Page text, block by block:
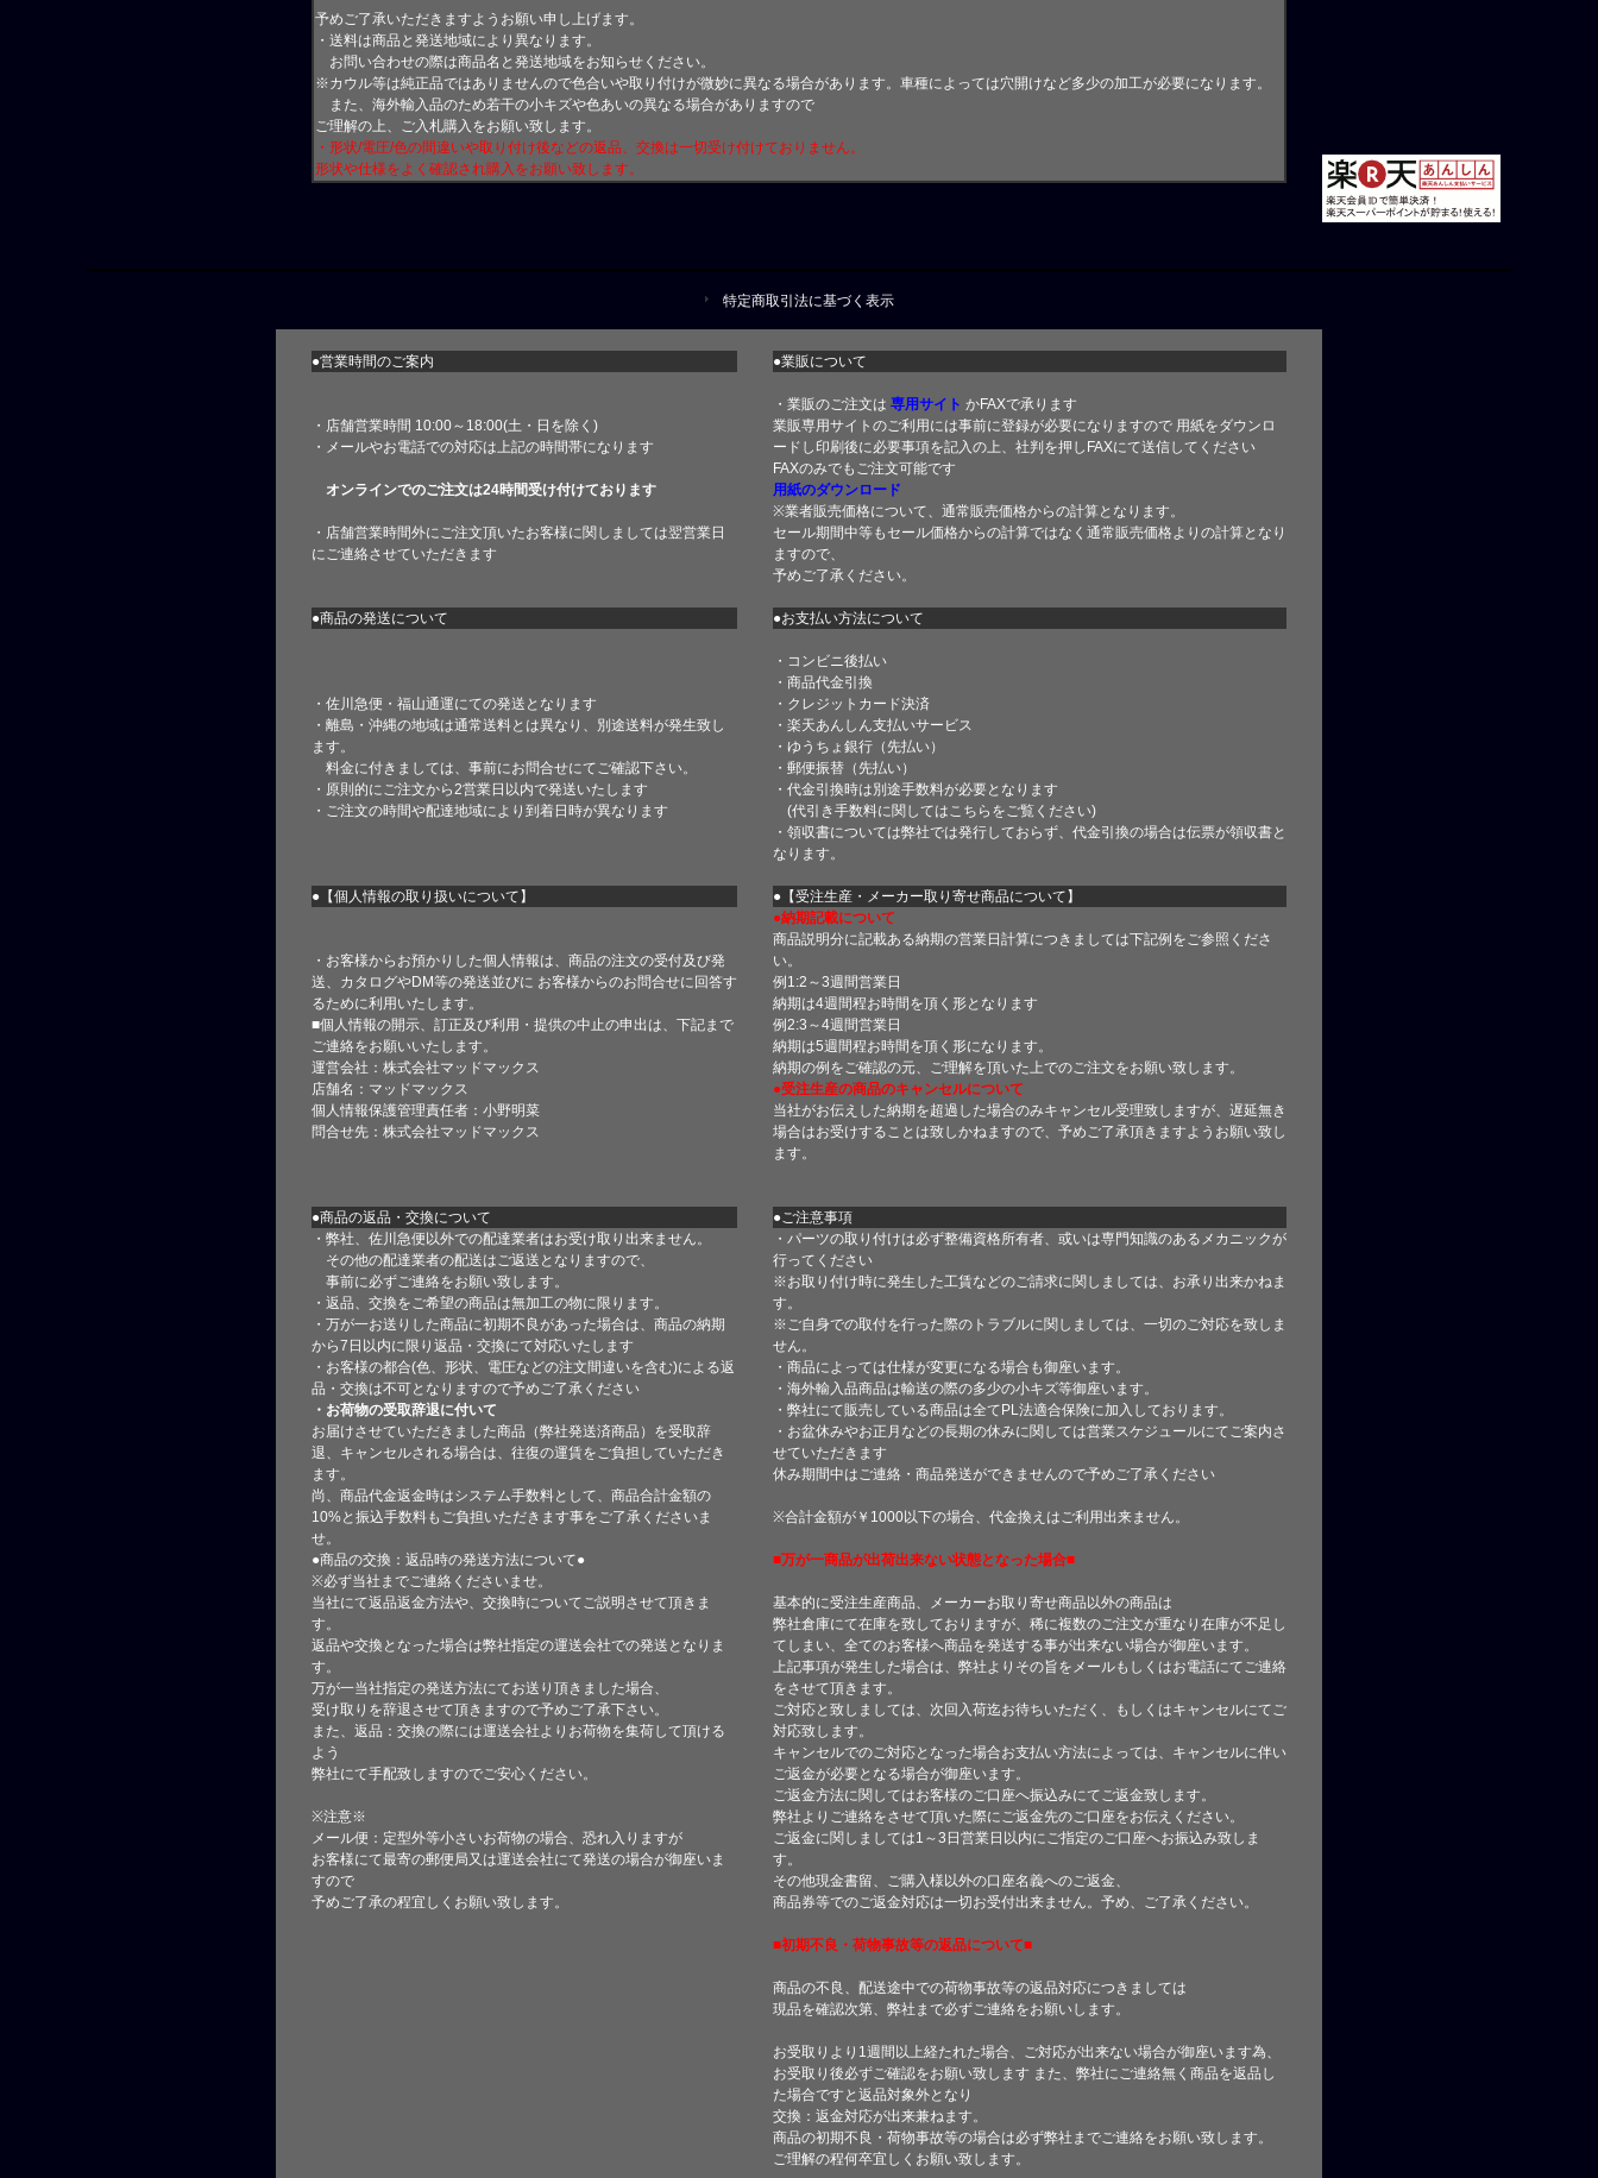
予めご了承いただきますようお願い申し上げます。
・送料は商品と発送地域により異なります。
お問い合わせの際は商品名と発送地域をお知らせください。
※カウル等は純正品ではありませんので色合いや取り付けが微妙に異なる場合があります。車種によっては穴開けなど多少の加工が必要になります。
また、海外輸入品のため若干の小キズや色あいの異なる場合がありますので
ご理解の上、ご入札購入をお願い致します。
・形状/電圧/色の間違いや取り付け後などの返品、交換は一切受け付けておりません。
形状や仕様をよく確認され購入をお願い致します。
特定商取引法に基づく表示
●営業時間のご案内 ●業販について
・店舗営業時間 10:00～18:00(土・日を除く)
・メールやお電話での対応は上記の時間帯になります
オンラインでのご注文は24時間受け付けております
・店舗営業時間外にご注文頂いたお客様に関しましては翌営業日
にご連絡させていただきます
・業販のご注文は 専用サイト かFAXで承ります
業販専用サイトのご利用には事前に登録が必要になりますので 用紙をダウンロ
ードし印刷後に必要事項を記入の上、社判を押しFAXにて送信してください
FAXのみでもご注文可能です
用紙のダウンロード
※業者販売価格について、通常販売価格からの計算となります。
セール期間中等もセール価格からの計算ではなく通常販売価格よりの計算となり
ますので、
予めご了承ください。
●商品の発送について ●お支払い方法について
・佐川急便・福山通運にての発送となります
・離島・沖縄の地域は通常送料とは異なり、別途送料が発生致し
ます。
料金に付きましては、事前にお問合せにてご確認下さい。
・原則的にご注文から2営業日以内で発送いたします
・ご注文の時間や配達地域により到着日時が異なります
・コンビニ後払い
・商品代金引換
・クレジットカード決済
・楽天あんしん支払いサービス
・ゆうちょ銀行（先払い）
・郵便振替（先払い）
・代金引換時は別途手数料が必要となります
(代引き手数料に関してはこちら をご覧ください)
・領収書については弊社では発行しておらず、代金引換の場合は伝票が領収書と
なります。
●【個人情報の取り扱いについて】 ●【受注生産・メーカー取り寄せ商品について】
・お客様からお預かりした個人情報は、商品の注文の受付及び発
送、カタログやDM等の発送並びに お客様からのお問合せに回答す
るために利用いたします。
■個人情報の開示、訂正及び利用・提供の中止の申出は、下記まで
ご連絡をお願いいたします。
運営会社：株式会社マッドマックス
店舗名：マッドマックス
個人情報保護管理責任者：小野明菜
問合せ先：株式会社マッドマックス
●納期記載について
商品説明分に記載ある納期の営業日計算につきましては下記例をご参照くださ
い。
例1:2～3週間営業日
納期は4週間程お時間を頂く形となります
例2:3～4週間営業日
納期は5週間程お時間を頂く形になります。
納期の例をご確認の元、ご理解を頂いた上でのご注文をお願い致します。
●受注生産の商品のキャンセルについて
当社がお伝えした納期を超過した場合のみキャンセル受理致しますが、遅延無き
場合はお受けすることは致しかねますので、予めご了承頂きますようお願い致し
ます。
●商品の返品・交換について
●ご注意事項
・弊社、佐川急便以外での配達業者はお受け取り出来ません。
その他の配達業者の配送はご返送となりますので、
事前に必ずご連絡をお願い致します。
・返品、交換をご希望の商品は無加工の物に限ります。
・万が一お送りした商品に初期不良があった場合は、商品の納期
から7日以内に限り返品・交換にて対応いたします
・お客様の都合(色、形状、電圧などの注文間違いを含む)による返
品・交換は不可となりますので予めご了承ください
・お荷物の受取辞退に付いて
お届けさせていただきました商品（弊社発送済商品）を受取辞
退、キャンセルされる場合は、往復の運賃をご負担していただき
ます。
尚、商品代金返金時はシステム手数料として、商品合計金額の
10%と振込手数料もご負担いただきます事をご了承くださいま
せ。
●商品の交換：返品時の発送方法について●
※必ず当社までご連絡くださいませ。
当社にて返品返金方法や、交換時についてご説明させて頂きま
す。
返品や交換となった場合は弊社指定の運送会社での発送となりま
す。
万が一当社指定の発送方法にてお送り頂きました場合、
受け取りを辞退させて頂きますので予めご了承下さい。
また、返品：交換の際には運送会社よりお荷物を集荷して頂ける
よう
弊社にて手配致しますのでご安心ください。
※注意※
メール便：定型外等小さいお荷物の場合、恐れ入りますが
お客様にて最寄の郵便局又は運送会社にて発送の場合が御座いま
すので
予めご了承の程宜しくお願い致します。
・パーツの取り付けは必ず整備資格所有者、或いは専門知識のあるメカニックが
行ってください
※お取り付け時に発生した工賃などのご請求に関しましては、お承り出来かねま
す。
※ご自身での取付を行った際のトラブルに関しましては、一切のご対応を致しま
せん。
・商品によっては仕様が変更になる場合も御座います。
・海外輸入品商品は輸送の際の多少の小キズ等御座います。
・弊社にて販売している商品は全てPL法適合保険に加入しております。
・お盆休みやお正月などの長期の休みに関しては営業スケジュールにてご案内さ
せていただきます
休み期間中はご連絡・商品発送ができませんので予めご了承ください
※合計金額が￥1000以下の場合、代金換えはご利用出来ません。
■万が一商品が出荷出来ない状態となった場合■
基本的に受注生産商品、メーカーお取り寄せ商品以外の商品は
弊社倉庫にて在庫を致しておりますが、稀に複数のご注文が重なり在庫が不足し
てしまい、全てのお客様へ商品を発送する事が出来ない場合が御座います。
上記事項が発生した場合は、弊社よりその旨をメールもしくはお電話にてご連絡
をさせて頂きます。
ご対応と致しましては、次回入荷迄お待ちいただく、もしくはキャンセルにてご
対応致します。
キャンセルでのご対応となった場合お支払い方法によっては、キャンセルに伴い
ご返金が必要となる場合が御座います。
ご返金方法に関してはお客様のご口座へ振込みにてご返金致します。
弊社よりご連絡をさせて頂いた際にご返金先のご口座をお伝えください。
ご返金に関しましては1～3日営業日以内にご指定のご口座へお振込み致しま
す。
その他現金書留、ご購入様以外の口座名義へのご返金、
商品券等でのご返金対応は一切お受付出来ません。予め、ご了承ください。
■初期不良・荷物事故等の返品について■
商品の不良、配送途中での荷物事故等の返品対応につきましては
現品を確認次第、弊社まで必ずご連絡をお願いします。
お受取りより1週間以上経たれた場合、ご対応が出来ない場合が御座います為、
お受取り後必ずご確認をお願い致します また、弊社にご連絡無く商品を返品し
た場合ですと返品対象外となり
交換：返金対応が出来兼ねます。
商品の初期不良・荷物事故等の場合は必ず弊社までご連絡をお願い致します。
ご理解の程何卒宜しくお願い致します。